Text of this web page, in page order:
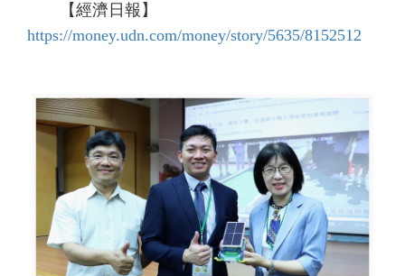
【經濟日報】
https://money.udn.com/money/story/5635/8152512